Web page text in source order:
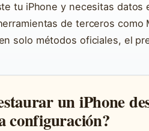
tu iPhone y necesitas datos
de terceros como
solo métodos oficiales, el
un iPhone
configuración?